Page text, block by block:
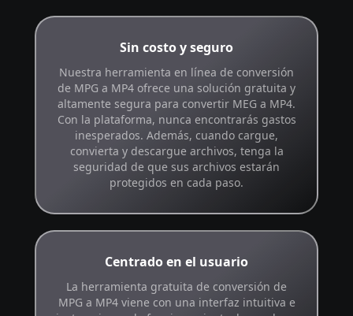
Sin costo y seguro
Nuestra herramienta en línea de conversión
de MPG a MP4 ofrece una solución gratuita y
altamente segura para convertir MEG a MP4.
Con la plataforma, nunca encontrarás gastos
inesperados. Además, cuando cargue,
convierta y descargue archivos, tenga la
seguridad de que sus archivos estarán
protegidos en cada paso.
Centrado en el usuario
La herramienta gratuita de conversión de
MPG a MP4 viene con una interfaz intuitiva e